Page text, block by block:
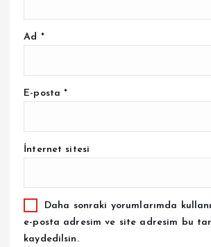
Ad *
E-posta*
İnternet sitesi
Daha sonraki yorumlarımda
e-posta adresim ve site adresim bu
kaydedilsin.